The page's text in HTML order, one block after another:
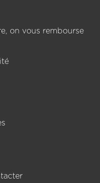
on vous rembourse